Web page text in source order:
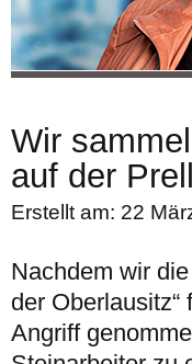
Wir
auf der
Erstellt am: 22
Nachdem wir
der
Angriff